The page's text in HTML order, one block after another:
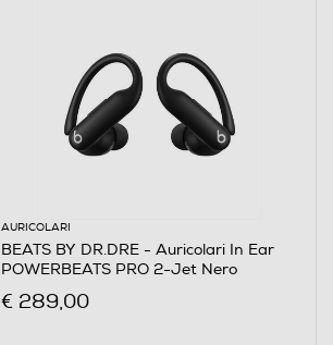
AURICOLARI
BEATS BY DR.DRE - Auricolari In Ear
POWERBEATS PRO 2-Jet Nero
€ 289,00